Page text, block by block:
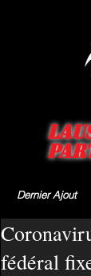
Dernier Ajout
fédéral